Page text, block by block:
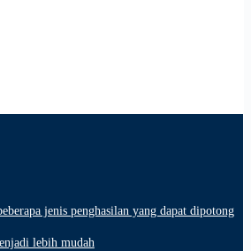
jenis penghasilan yang dapat dipotong
lebih mudah